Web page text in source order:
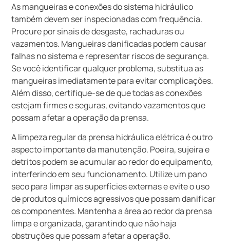
As mangueiras e conexões do sistema hidráulico
também devem ser inspecionadas com frequência.
Procure por sinais de desgaste, rachaduras ou
vazamentos. Mangueiras danificadas podem causar
falhas no sistema e representar riscos de segurança.
Se você identificar qualquer problema, substitua as
mangueiras imediatamente para evitar complicações.
Além disso, certifique-se de que todas as conexões
estejam firmes e seguras, evitando vazamentos que
possam afetar a operação da prensa.
A limpeza regular da prensa hidráulica elétrica é outro
aspecto importante da manutenção. Poeira, sujeira e
detritos podem se acumular ao redor do equipamento,
interferindo em seu funcionamento. Utilize um pano
seco para limpar as superfícies externas e evite o uso
de produtos químicos agressivos que possam danificar
os componentes. Mantenha a área ao redor da prensa
limpa e organizada, garantindo que não haja
obstruções que possam afetar a operação.